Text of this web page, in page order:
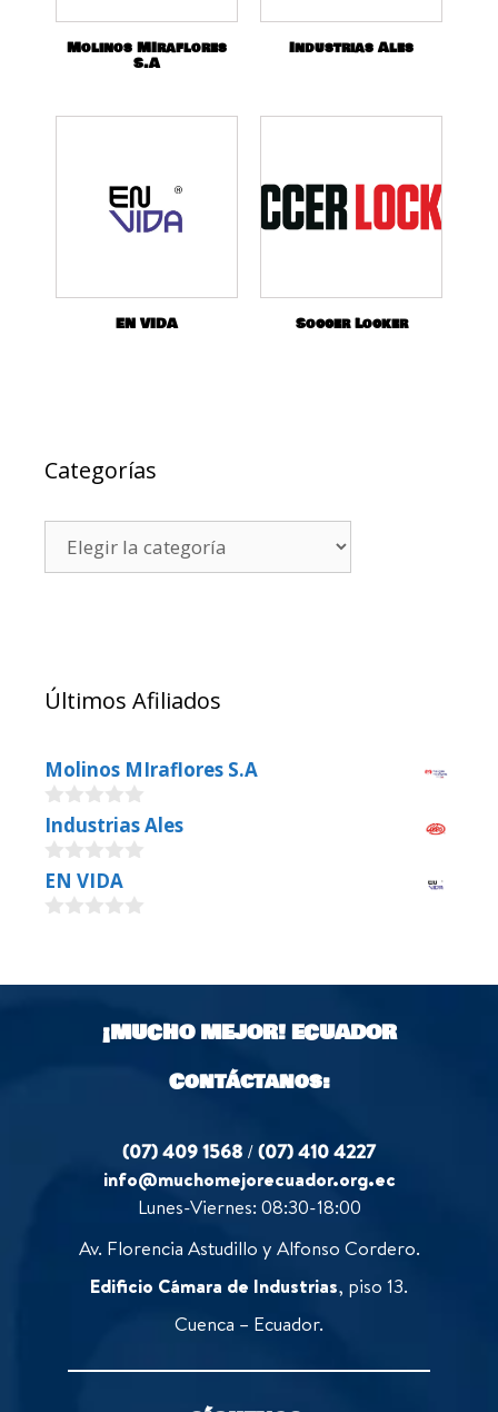
Molinos MIraflores
S.A
Industrias Ales
EN VIDA Soccer Locker
Categorías
Últimos Afiliados
Molinos MIraflores S.A
0
o
u
t
o
f
Industrias Ales
0
o
u
5
EN VIDA
t
¡MUCHO MEJOR!ECUADOR
Contáctanos:
(07) 409 1568 /(07) 410 4227
info@muchomejorecuador.org.ec
Lunes-Viernes: 08:30-18:00
Av. Florencia Astudillo y Alfonso Cordero.
Edificio Cámara de Industrias, piso 13.
Cuenca – Ecuador.